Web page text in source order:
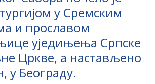
у Сремским
и прославом
уједињења Српске
Цркве, а настављено
у Београду.